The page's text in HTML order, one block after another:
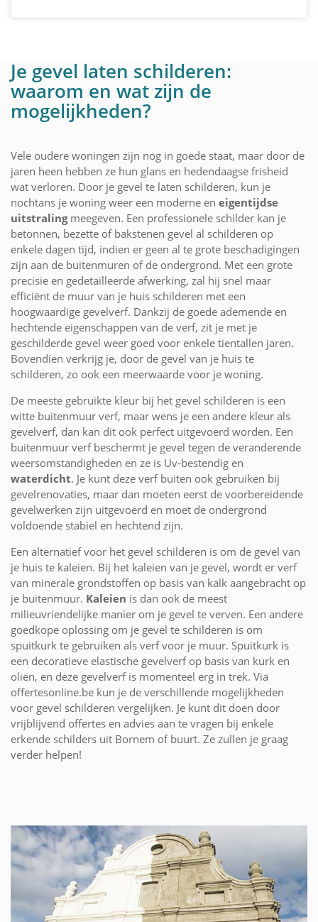
Je gevel laten schilderen:
waarom en wat zijn de
mogelijkheden?
Vele oudere woningen zijn nog in goede staat, maar door de
jaren heen hebben ze hun glans en hedendaagse frisheid
wat verloren. Door je gevel te laten schilderen, kun je
nochtans je woning weer een moderne en eigentijdse
uitstralingmeegeven. Een professionele schilder kan je
betonnen, bezette of bakstenen gevel al schilderen op
enkele dagen tijd, indien er geen al te grote beschadigingen
zijn aan de buitenmuren of de ondergrond. Met een grote
precisie en gedetailleerde afwerking, zal hij snel maar
efficiënt de muur van je huis schilderen met een
hoogwaardige gevelverf. Dankzij de goede ademende en
hechtende eigenschappen van de verf, zit je met je
geschilderde gevel weer goed voor enkele tientallen jaren.
Bovendien verkrijg je, door de gevel van je huis te
schilderen, zo ook een meerwaarde voor je woning.
De meeste gebruikte kleur bij het gevel schilderen is een
witte buitenmuur verf, maar wens je een andere kleur als
gevelverf, dan kan dit ook perfect uitgevoerd worden. Een
buitenmuur verf beschermt je gevel tegen de veranderende
weersomstandigheden en ze is Uv-bestendig en
waterdicht. Je kunt deze verf buiten ook gebruiken bij
gevelrenovaties, maar dan moeten eerst de voorbereidende
gevelwerken zijn uitgevoerd en moet de ondergrond
voldoende stabiel en hechtend zijn.
Een alternatief voor het gevel schilderen is om de gevel van
je huis te kaleien. Bij het kaleien van je gevel, wordt er verf
van minerale grondstoffen op basis van kalk aangebracht op
je buitenmuur. Kaleien is dan ook de meest
milieuvriendelijke manier om je gevel te verven. Een andere
goedkope oplossing om je gevel te schilderen is om
spuitkurk te gebruiken als verf voor je muur. Spuitkurk is
een decoratieve elastische gevelverf op basis van kurk en
oliën, en deze gevelverf is momenteel erg in trek. Via
offertesonline.be kun je de verschillende mogelijkheden
voor gevel schilderen vergelijken. Je kunt dit doen door
vrijblijvend offertes en advies aan te vragen bij enkele
erkende schilders uit Bornem of buurt. Ze zullen je graag
verder helpen!